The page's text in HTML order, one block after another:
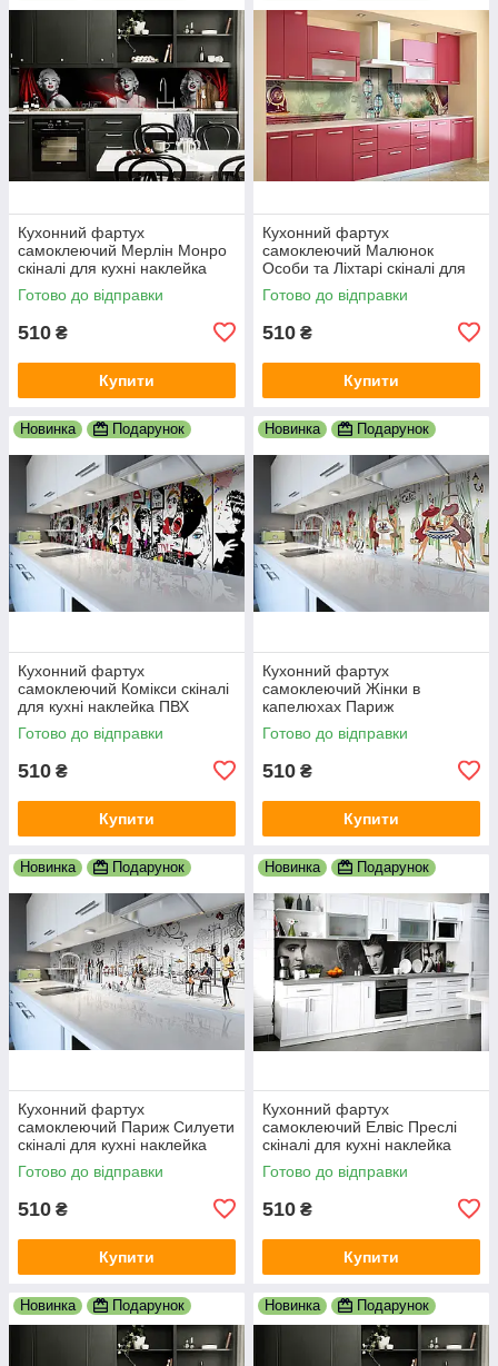
Кухонний фартух
самоклеючий Мерлін Монро
скіналі для кухні наклейка
ПВХ дівчина люди чорний
600х2000 мм
Готово до відправки
510 ₴
Купити
Кухонний фартух
самоклеючий Малюнок
Особи та Ліхтарі скіналі для
кухні наклейка ПВХ люди
зелений 600х2000 мм
Готово до відправки
510 ₴
Купити
Новинка Подарунок
Кухонний фартух
самоклеючий Комікси скіналі
для кухні наклейка ПВХ
малюнок люди білий
600х2000 мм
Готово до відправки
510 ₴
Купити
Новинка Подарунок
Кухонний фартух
самоклеючий Жінки в
капелюхах Париж
мальований скіналі для кухні
наклейка ПВХ беж 600х2000
Готово до відправки
510 ₴
Купити
Новинка Подарунок
Кухонний фартух
самоклеючий Париж Силуети
скіналі для кухні наклейка
ПВХ люди мальований
вулиця 600х2000 мм
Готово до відправки
510 ₴
Купити
Новинка Подарунок
Кухонний фартух
самоклеючий Елвіс Преслі
скіналі для кухні наклейка
ПВХ ретро співаки сірий
600х2000 мм
Готово до відправки
510 ₴
Купити
Новинка Подарунок Новинка Подарунок